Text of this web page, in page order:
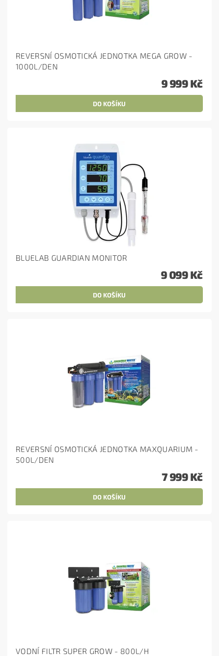
REVERSNÍ OSMOTICKÁ JEDNOTKA MEGA GROW -
1000L/DEN
9 999 Kč
BLUELAB GUARDIAN MONITOR
9 099 Kč
REVERSNÍ OSMOTICKÁ JEDNOTKA MAXQUARIUM -
500L/DEN
7 999 Kč
VODNÍ FILTR SUPER GROW - 800L/H